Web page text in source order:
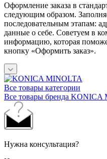
Оформление заказа в
следующим образом.
последовательным этапам:
данные о себе. Советуем в
информацию, которая
кнопку «Оформить заказ».
Все товары категории
Все товары бренда KONICA
Нужна консультация?